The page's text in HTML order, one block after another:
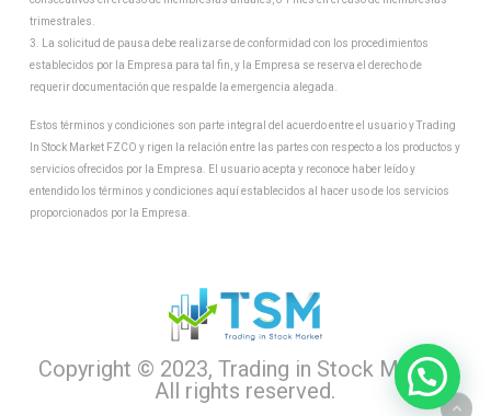
trimestrales.
3. La solicitud de pausa debe realizarse de conformidad con los procedimientos
establecidos por la Empresa para tal fin, y la Empresa se reserva el derecho de
requerir documentación que respalde la emergencia alegada.
Estos términos y condiciones son parte integral del acuerdo entre el usuario y Trading
In Stock Market FZCO y rigen la relación entre las partes con respecto a los productos y
servicios ofrecidos por la Empresa. El usuario acepta y reconoce haber leído y
entendido los términos y condiciones aquí establecidos al hacer uso de los servicios
proporcionados por la Empresa.
Copyright © 2023, Trading in Stock Market.
All rights reserved.